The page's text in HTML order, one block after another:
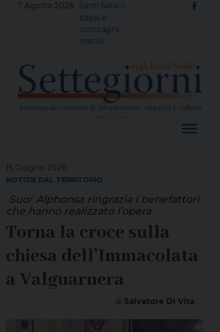
7 Agosto 2026
Santi Sisto II,
papa, e
compagni,
martiri
15 Giugno 2026
NOTIZIE DAL TERRITORIO
Suor Alphonsa ringrazia i benefattori
che hanno realizzato l’opera
Torna la croce sulla
chiesa dell’Immacolata
a Valguarnera
di Salvatore Di Vita